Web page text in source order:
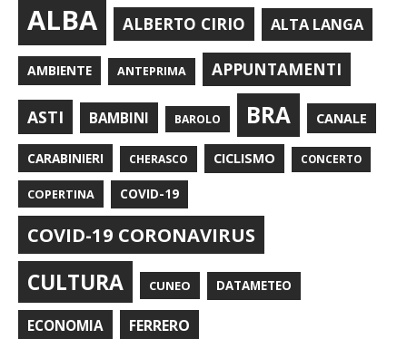
ALBA ALBERTO CIRIO ALTA LANGA
AMBIENTE ANTEPRIMA APPUNTAMENTI
ASTI BAMBINI BAROLO BRA CANALE
CARABINIERI CHERASCO CICLISMO CONCERTO
COPERTINA COVID-19
COVID-19 CORONAVIRUS
CULTURA CUNEO DATAMETEO
ECONOMIA FERRERO